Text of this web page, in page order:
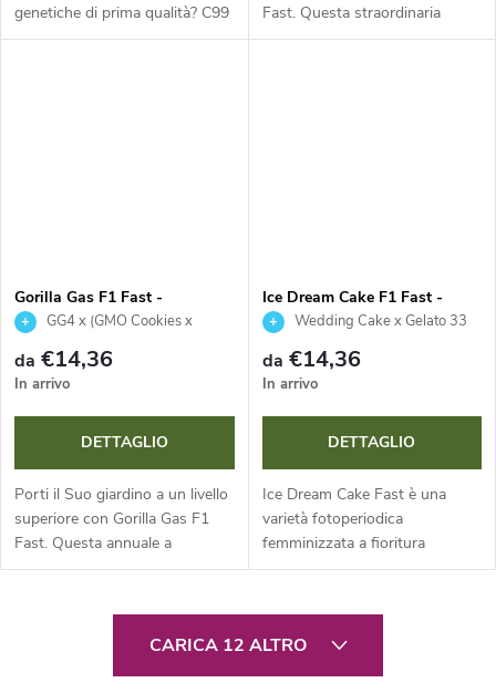
genetiche di prima qualità? C99
x Blueberry Fast è una varietà a
Fast. Questa straordinaria
annuale a dominanza sativa
Gorilla Gas F1 Fast -
Seedsman
GG4 x (GMO Cookies x
Legend OG)
da €14,36
In arrivo
DETTAGLIO
Porti il Suo giardino a un livello
superiore con Gorilla Gas F1
Fast. Questa annuale a
dominanza sativa offre una
rese sorprendenti di fiori...
Ice Dream Cake F1 Fast -
Seedsman
Wedding Cake x Gelato 33
da €14,36
In arrivo
DETTAGLIO
Ice Dream Cake Fast è una
varietà fotoperiodica
femminizzata a fioritura
accelerata, con un
e 0,5 % di CBG. Questa
affidabile annuale si distingue...
CARICA 12 ALTRO